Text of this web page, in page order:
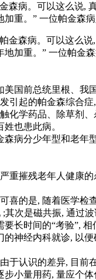
森病。可以这么说,
加重。” 一位帕金森
森病。可以这么
加重。” 一位帕
前总统里根、我
引起的帕金森综合
化学药品、除草剂
也患此病。
分少年型和老年
摧残老年人健康的
的是, 随着医学检
次是磁共振, 通过
长时间的“考验”,
经内科就诊, 以便
认识的差异, 目前
小量用药, 量应个